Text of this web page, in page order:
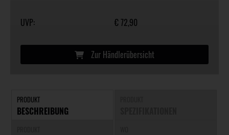
UVP: € 72,90
Zur Händlerübersicht
PRODUKT
BESCHREIBUNG